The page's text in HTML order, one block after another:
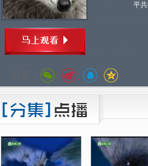
平
分享：